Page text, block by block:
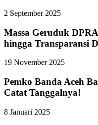
2 September 2025
Massa Geruduk
hingga Transparansi
19 November 2025
Pemko Banda Aceh
Catat Tanggalnya!
8 Januari 2025